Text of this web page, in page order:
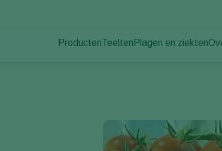
Producten
Uitzettechnieken
Monitoring & Scouting
Teelten
Akkerbouwgewassen
Plagen en ziekten